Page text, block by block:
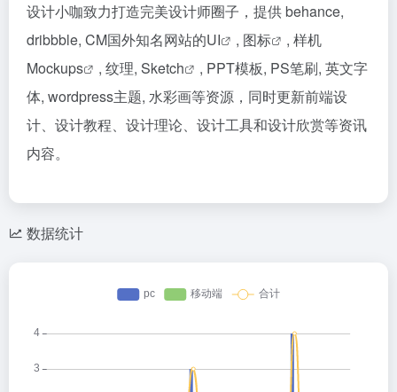
设计小咖致力打造完美设计师圈子，提供 behance,
dribbble, CM国外知名网站的UI , 图标
, 样机
Mockups
, 纹理, Sketch
, PPT模板, PS笔刷, 英文字
体, wordpress主题, 水彩画等资源，同时更新前端设
计、设计教程、设计理论、设计工具和设计欣赏等资讯
内容。
数据统计